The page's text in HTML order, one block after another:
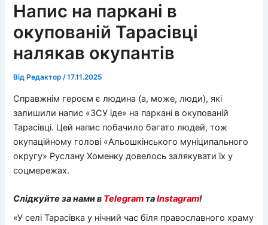
Напис на паркані в
окупованій Тарасівці
налякав окупантів
Від Редактор/17.11.2025
Справжнім героєм є людина (а, може, люди), які
залишили напис «ЗСУ іде» на паркані в окупованій
Тарасівці. Цей напис побачило багато людей, тож
окупаційному голові «Альошкінського муніципального
округу» Руслану Хоменку довелось залякувати їх у
соцмережах.
Слідкуйте за нами в Telegram таInstagram!
«У селі Тарасівка у нічний час біля православного храму